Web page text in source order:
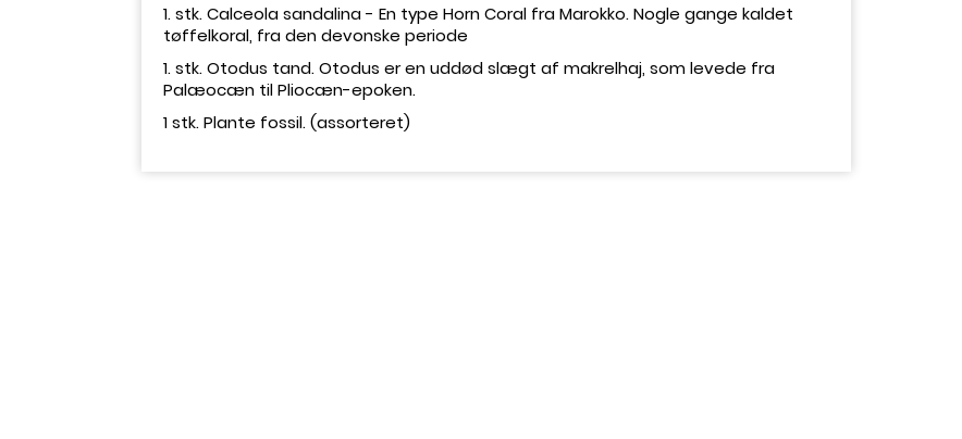
1. stk. Calceola sandalina - En type Horn Coral fra Marokko. Nogle gange kaldet
tøffelkoral, fra den devonske periode
1. stk. Otodus tand. Otodus er en uddød slægt af makrelhaj, som levede fra
Palæocæn til Pliocæn-epoken.
1 stk. Plante fossil. (assorteret)